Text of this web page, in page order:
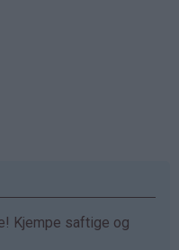
Kjempe saftige og